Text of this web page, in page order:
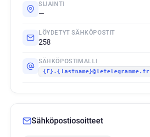
SIJAINTI
—
LÖYDETYT SÄHKÖPOSTIT
258
SÄHKÖPOSTIMALLI
{F}.{lastname}@letelegramme.fr
Sähköpostiosoitteet